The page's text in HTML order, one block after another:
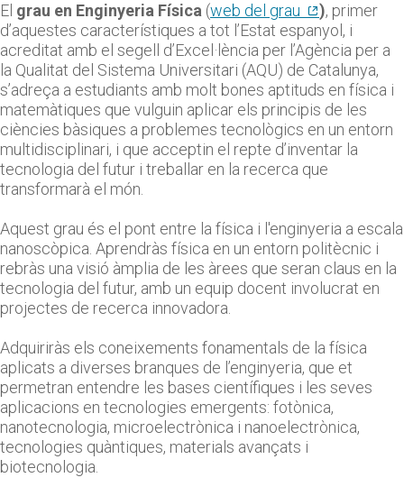
El grau en Enginyeria Física (web del grau ), primer
d’aquestes característiques a tot l’Estat espanyol, i
acreditat amb el segell d’Excel·lència per l’Agència per a
la Qualitat del Sistema Universitari (AQU) de Catalunya,
s’adreça a estudiants amb molt bones aptituds en física i
matemàtiques que vulguin aplicar els principis de les
ciències bàsiques a problemes tecnològics en un entorn
multidisciplinari, i que acceptin el repte d’inventar la
tecnologia del futur i treballar en la recerca que
transformarà el món.
Aquest grau és el pont entre la física i l'enginyeria a escala
nanoscòpica. Aprendràs física en un entorn politècnic i
rebràs una visió àmplia de les àrees que seran claus en la
tecnologia del futur, amb un equip docent involucrat en
projectes de recerca innovadora.
Adquiriràs els coneixements fonamentals de la física
aplicats a diverses branques de l’enginyeria, que et
permetran entendre les bases científiques i les seves
aplicacions en tecnologies emergents: fotònica,
nanotecnologia, microelectrònica i nanoelectrònica,
tecnologies quàntiques, materials avançats i
biotecnologia.